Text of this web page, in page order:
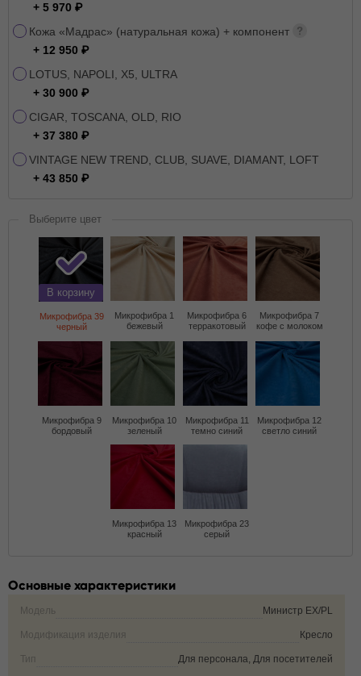
+ 5 970
Кожа «Мадрас» (натуральная кожа) + компонент
+ 12 950
LOTUS, NAPOLI, X5, ULTRA
+ 30 900
CIGAR, TOSCANA, OLD, RIO
+ 37 380
VINTAGE NEW TREND, CLUB, SUAVE, DIAMANT, LOFT
+ 43 850
Выберите цвет
В корзину
Микрофибра 39
черный
Микрофибра 1
бежевый
Микрофибра 6
терракотовый
Микрофибра 7
кофе с молоком
Микрофибра 9
бордовый
Микрофибра 10
зеленый
Микрофибра 11
темно синий
Микрофибра 12
светло синий
Микрофибра 13
красный
Микрофибра 23
серый
Основные характеристики
Модель Министр EX/PL
Модификация изделия Кресло
Тип Для персонала, Для посетителей